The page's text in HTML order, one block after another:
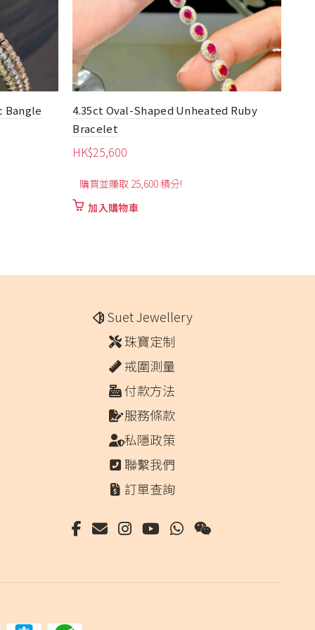
Ruby
18K Flower Diamond Bracelet
HK$6,490
Suet Jewellery
珠寶定制
戒圍測量
付款方法
服務條款
私隱政策
聯繫我們
訂單查詢